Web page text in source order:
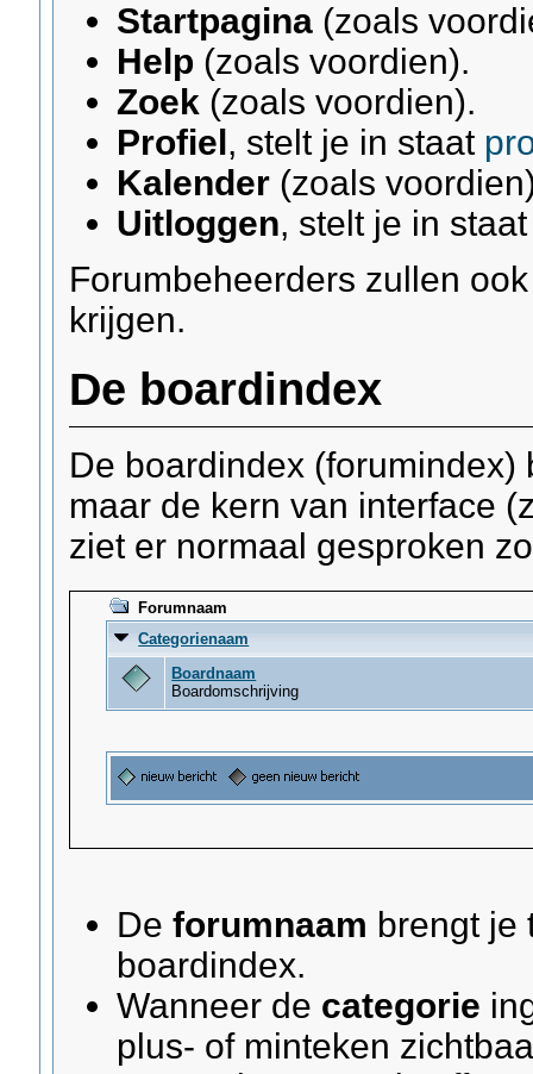
Startpagina (zoals
Help (zoals voordien).
Zoek (zoals voordien).
Profiel , stelt je in staat
Kalender (zoals
Uitloggen, stelt je in
Forumbeheerders zullen
krijgen.
De boardindex
De boardindex
maar de kern van interface
ziet er normaal gesproken
Forumnaam
Categorienaam
Boardnaam
Boardomschrijving
Deforumnaam brengt je
boardindex.
Wanneer de categorie
plus- of minteken